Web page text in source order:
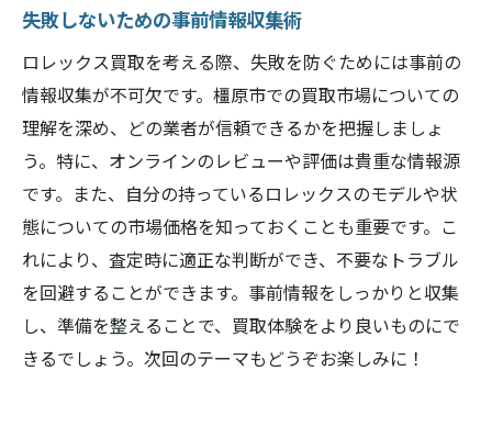
失敗しないための事前情報収集術
ロレックス買取を考える際、失敗を防ぐためには事前の
情報収集が不可欠です。橿原市での買取市場についての
理解を深め、どの業者が信頼できるかを把握しましょ
う。特に、オンラインのレビューや評価は貴重な情報源
です。また、自分の持っているロレックスのモデルや状
態についての市場価格を知っておくことも重要です。こ
れにより、査定時に適正な判断ができ、不要なトラブル
を回避することができます。事前情報をしっかりと収集
し、準備を整えることで、買取体験をより良いものにで
きるでしょう。次回のテーマもどうぞお楽しみに！